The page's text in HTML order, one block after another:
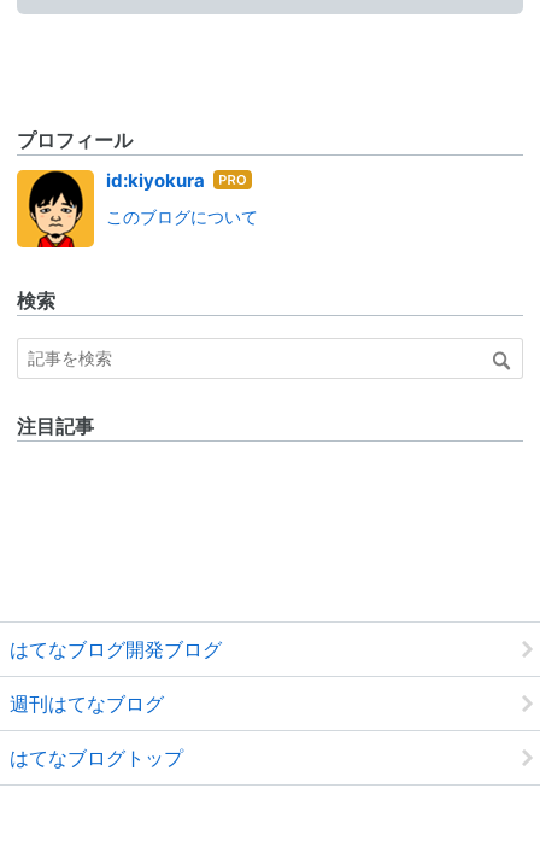
プロフィール
id:kiyokura はて
ログ
このブログについて
検索
注目記事
はてなブログ開発ブログ
週刊はてなブログ
はてなブログトップ